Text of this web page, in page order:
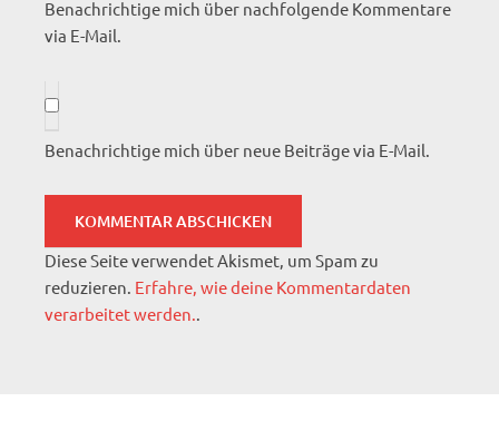
Benachrichtige mich über nachfolgende Kommentare
via E-Mail.
Benachrichtige mich über neue Beiträge via E-Mail.
Diese Seite verwendet Akismet, um Spam zu
reduzieren. Erfahre, wie deine Kommentardaten
verarbeitet werden..